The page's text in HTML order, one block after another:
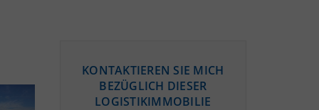
KONTAKTIEREN SIE MICH
BEZÜGLICH DIESER
LOGISTIKIMMOBILIE